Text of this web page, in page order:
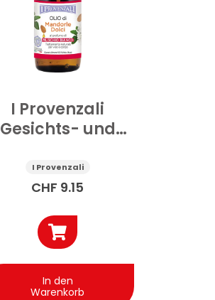
I Provenzali
Gesichts- und
Moschus und
Mandeln 200 ml
I Provenzali
CHF 9.15
In den
Warenkorb